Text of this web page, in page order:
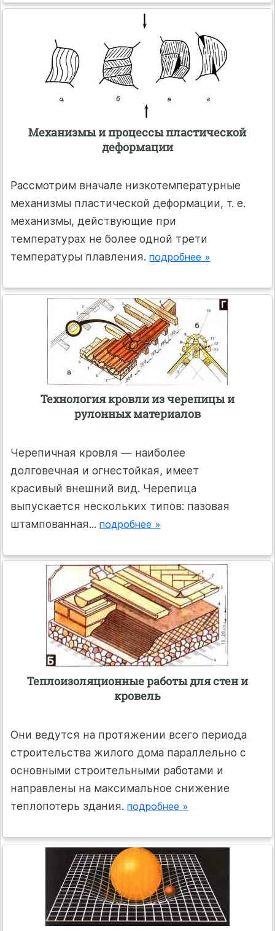
Механизмы и процессы пластической
деформации
Рассмотрим вначале низкотемпературные
механизмы пластической деформации, т. е.
механизмы, действующие при
температурах не более одной трети
температуры плавления.подробнее »
Технология кровли из черепицы и
рулонных материалов
Черепичная кровля — наиболее
долговечная и огнестойкая, имеет
красивый внешний вид. Черепица
выпускается нескольких типов: пазовая
штампованная...подробнее »
Теплоизоляционные работы для стен и
кровель
Они ведутся на протяжении всего периода
строительства жилого дома параллельно с
основными строительными работами и
направлены на максимальное снижение
теплопотерь здания.подробнее »